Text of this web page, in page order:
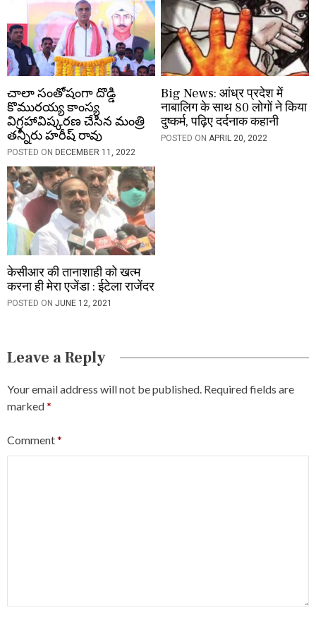
చాలా సంతోషంగా దొడ్డి
కొమురయ్య కాంస్య
విగ్రహావిష్కరణ చేసిన మంత్రి
తన్నీరు హరీష్ రావు
POSTED ON DECEMBER 11, 2022
Big News: आंध्र प्रदेश में
नाबालिग के साथ 80 लोगों ने किया
दुष्कर्म, पढ़िए दर्दनाक कहानी
POSTED ONAPRIL 20, 2022
केसीआर की तानाशाही को खत्म
करना ही मेरा एजेंडा : ईटेला राजेंदर
POSTED ON JUNE 12, 2021
Leave a Reply
Your email address will not be published. Required fields are
marked*
Comment*